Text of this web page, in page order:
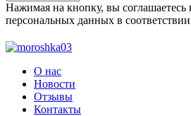
Нажимая на кнопку, вы соглашаетесь
персональных данных в
О нас
Новости
Отзывы
Контакты